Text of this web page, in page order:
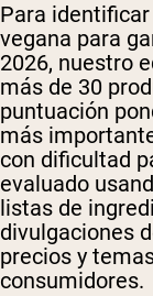
Para
vegana para
2026, nuestro
más de 30
puntuación
más
con dificultad
evaluado
listas de
divulgaciones
precios y
consumidores.